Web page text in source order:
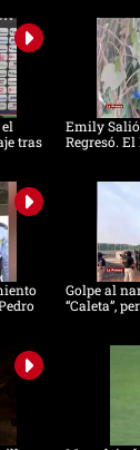
tras
Emily
Regresó.
Golpe al
“Caleta”,